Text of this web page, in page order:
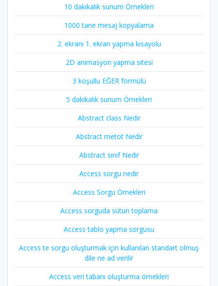
10 dakikalık sunum Örnekleri
1000 tane mesaj kopyalama
2. ekranı 1. ekran yapma kısayolu
2D animasyon yapma sitesi
3 koşullu EĞER formülü
5 dakikalık sunum Örnekleri
Abstract class Nedir
Abstract metot Nedir
Abstract sınıf Nedir
Access sorgu nedir
Access Sorgu Örnekleri
Access sorguda sütun toplama
Access tablo yapma sorgusu
Access te sorgu oluşturmak için kullanılan standart olmuş
dile ne ad verilir
Access veri tabanı oluşturma örnekleri